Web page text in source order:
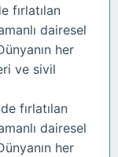
fırlatılan
dairesel
her
ve sivil
fırlatılan
dairesel
her